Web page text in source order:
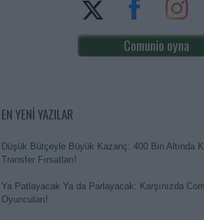
Comunio oyna
EN YENİ YAZILAR
Düşük Bütçeyle Büyük Kazanç: 400 Bin Altında
Transfer Fırsatları!
Ya Patlayacak Ya da Parlayacak: Karşınızda
Oyuncuları!